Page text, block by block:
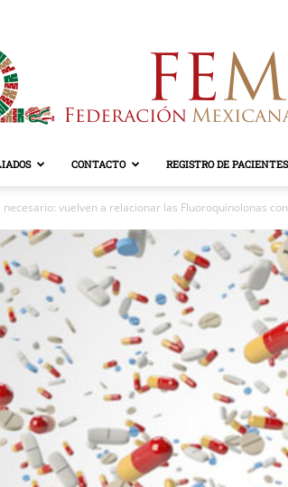
CONTACTO REGISTRO DE
vuelven a relacionar las Fluoroquinolonas